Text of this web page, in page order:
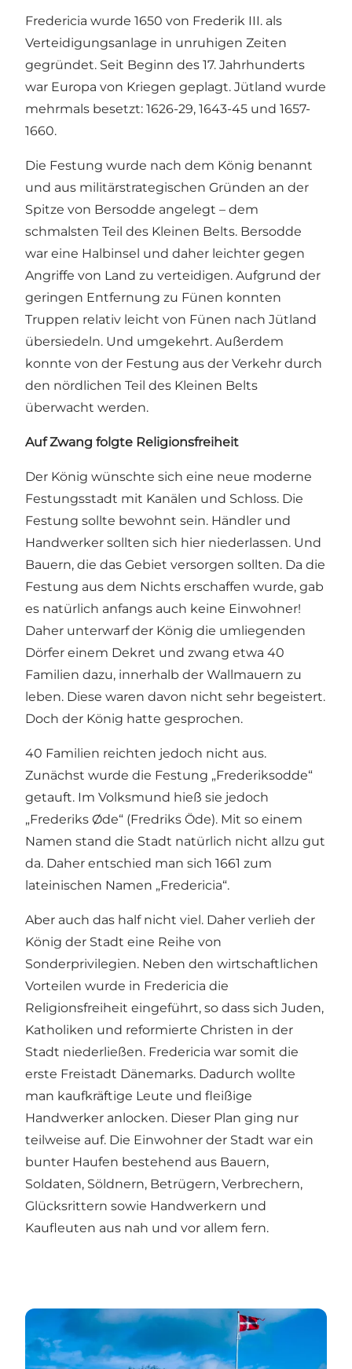
Fredericia wurde 1650 von Frederik III. als
Verteidigungsanlage in unruhigen Zeiten
gegründet. Seit Beginn des 17. Jahrhunderts
war Europa von Kriegen geplagt. Jütland wurde
mehrmals besetzt: 1626-29, 1643-45 und 1657-
1660.
Die Festung wurde nach dem König benannt
und aus militärstrategischen Gründen an der
Spitze von Bersodde angelegt – dem
schmalsten Teil des Kleinen Belts. Bersodde
war eine Halbinsel und daher leichter gegen
Angriffe von Land zu verteidigen. Aufgrund der
geringen Entfernung zu Fünen konnten
Truppen relativ leicht von Fünen nach Jütland
übersiedeln. Und umgekehrt. Außerdem
konnte von der Festung aus der Verkehr durch
den nördlichen Teil des Kleinen Belts
überwacht werden.
Auf Zwang folgte Religionsfreiheit
Der König wünschte sich eine neue moderne
Festungsstadt mit Kanälen und Schloss. Die
Festung sollte bewohnt sein. Händler und
Handwerker sollten sich hier niederlassen. Und
Bauern, die das Gebiet versorgen sollten. Da die
Festung aus dem Nichts erschaffen wurde, gab
es natürlich anfangs auch keine Einwohner!
Daher unterwarf der König die umliegenden
Dörfer einem Dekret und zwang etwa 40
Familien dazu, innerhalb der Wallmauern zu
leben. Diese waren davon nicht sehr begeistert.
Doch der König hatte gesprochen.
40 Familien reichten jedoch nicht aus.
Zunächst wurde die Festung „Frederiksodde“
getauft. Im Volksmund hieß sie jedoch
„Frederiks Øde“ (Fredriks Öde). Mit so einem
Namen stand die Stadt natürlich nicht allzu gut
da. Daher entschied man sich 1661 zum
lateinischen Namen „Fredericia“.
Aber auch das half nicht viel. Daher verlieh der
König der Stadt eine Reihe von
Sonderprivilegien. Neben den wirtschaftlichen
Vorteilen wurde in Fredericia die
Religionsfreiheit eingeführt, so dass sich Juden,
Katholiken und reformierte Christen in der
Stadt niederließen. Fredericia war somit die
erste Freistadt Dänemarks. Dadurch wollte
man kaufkräftige Leute und fleißige
Handwerker anlocken. Dieser Plan ging nur
teilweise auf. Die Einwohner der Stadt war ein
bunter Haufen bestehend aus Bauern,
Soldaten, Söldnern, Betrügern, Verbrechern,
Glücksrittern sowie Handwerkern und
Kaufleuten aus nah und vor allem fern.